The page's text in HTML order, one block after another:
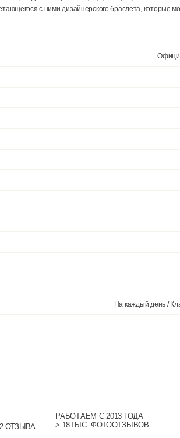
> 1384 ОЦЕНКИ • 1272 ОТЗЫВА
РАБОТАЕМ С 2013 ГОДА
> 18ТЫС. ФОТООТЗЫВОВ